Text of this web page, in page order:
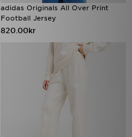
adidas Originals All Over Print
Football Jersey
820.00kr